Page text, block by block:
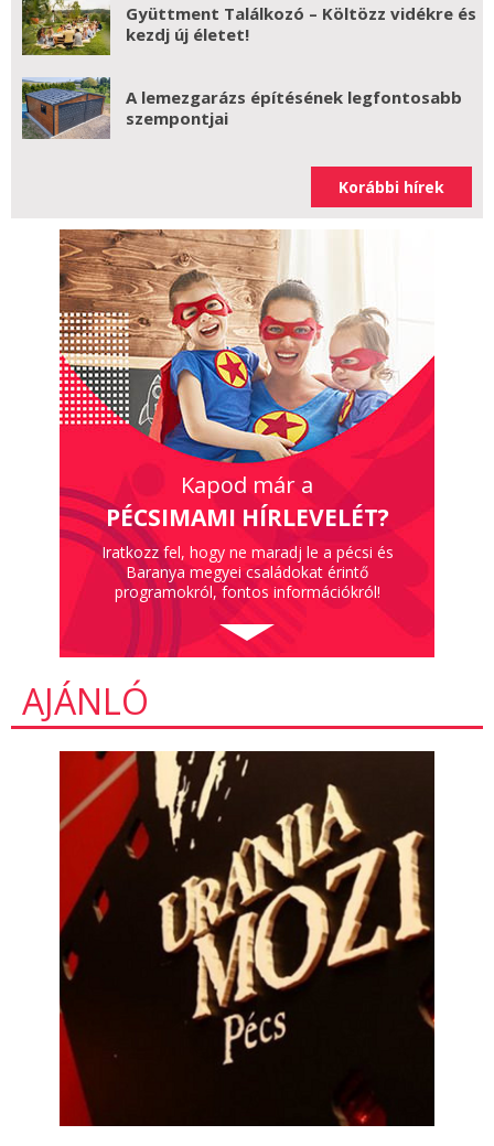
Gyüttment Találkozó – Költözz vidékre és
kezdj új életet!
A lemezgarázs építésének legfontosabb
szempontjai
Korábbi hírek
Kapod már a
PÉCSIMAMI HÍRLEVELÉT?
Iratkozz fel, hogy ne maradj le a pécsi és
Baranya megyei családokat érintő
programokról, fontos információkról!
AJÁNLÓ